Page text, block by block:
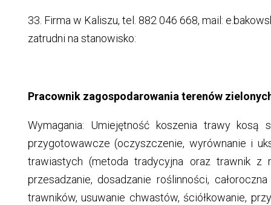
33. Firma w Kaliszu, tel. 882 046 668, mail:
zatrudni na stanowisko:
Pracownik zagospodarowania terenów
Wymagania: Umiejętność koszenia trawy
przygotowawcze (oczyszczenie, wyrównanie i
trawiastych (metoda tradycyjna oraz trawnik z
przesadzanie, dosadzanie roślinności,
trawników, usuwanie chwastów, ściółkowanie,